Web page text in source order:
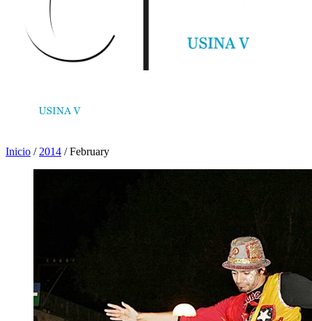
Inicio / 2014 /February